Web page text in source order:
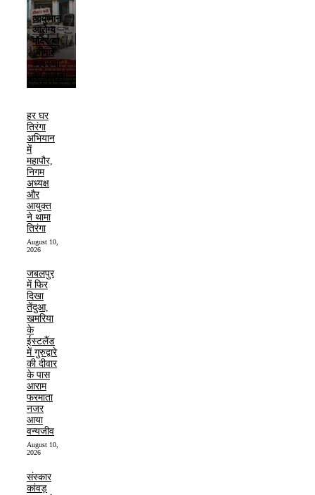
आयुष्मान
आरोग्य
मंदिर या
‘बीमार
व्यवस्था’
का अड्डा
हर घर
तिरंगा
अभियान
में
महापौर,
निगम
अध्यक्ष
और
आयुक्त
ने थामा
तिरंगा
August 10,
2026
जबलपुर
में फिर
दिखा
तेंदुआ,
खमरिया
के
ईस्टलैंड
में गुरुद्वारे
की दीवार
के पास
आराम
फरमाता
नजर
आया
वन्यजीव
August 10,
2026
संस्कार
कांवड़